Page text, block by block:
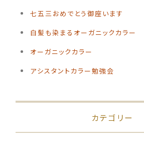
️七五三おめでとう御座います
白髪も染まるオーガニックカラー
オーガニックカラー
アシスタントカラー勉強会
カテゴリー